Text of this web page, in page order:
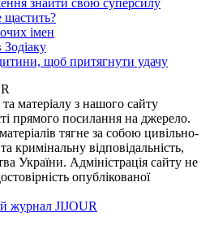
знайти свою суперсилу
щастить?
імен
Зодіаку
щоб притягнути удачу
матеріалу з нашого сайту
прямого посилання на джерело.
тягне за собою цивільно-
кримінальну відповідальність,
України. Адміністрація сайту не
опублікованої
журнал JIJOUR